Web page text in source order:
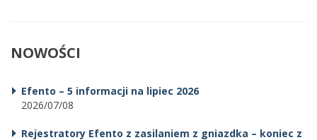
NOWOŚCI
Efento – 5 informacji na lipiec 2026
2026/07/08
Rejestratory Efento z zasilaniem z gniazdka – koniec z